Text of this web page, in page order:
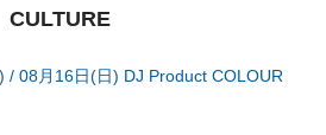
CULTURE